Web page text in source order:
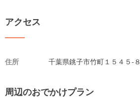
アクセス
住所 千葉県銚子市竹町１５４５-８
周辺のおでかけプラン